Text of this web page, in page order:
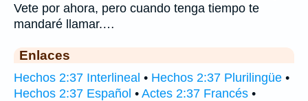
Vete por ahora, pero cuando tenga tiempo te
mandaré llamar.…
Enlaces
Hechos 2:37 Interlineal • Hechos 2:37 Plurilingüe •
Hechos 2:37 Español • Actes 2:37 Francés •